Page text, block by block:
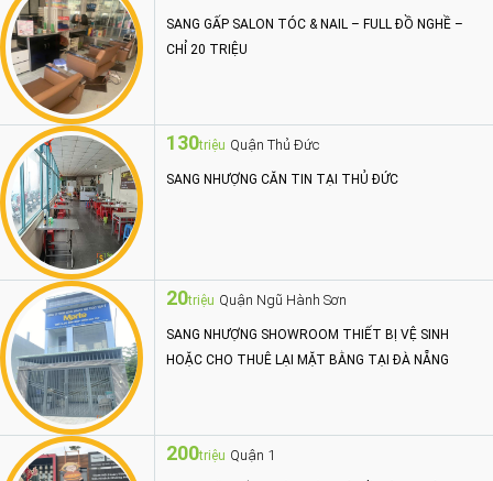
SANG GẤP SALON TÓC & NAIL – FULL ĐỒ NGHỀ –
CHỈ 20 TRIỆU
130triệu Quận Thủ Đức
SANG NHƯỢNG CĂN TIN TẠI THỦ ĐỨC
20triệu Quận Ngũ Hành Sơn
SANG NHƯỢNG SHOWROOM THIẾT BỊ VỆ SINH
HOẶC CHO THUÊ LẠI MẶT BẰNG TẠI ĐÀ NẴNG
200triệu Quận 1